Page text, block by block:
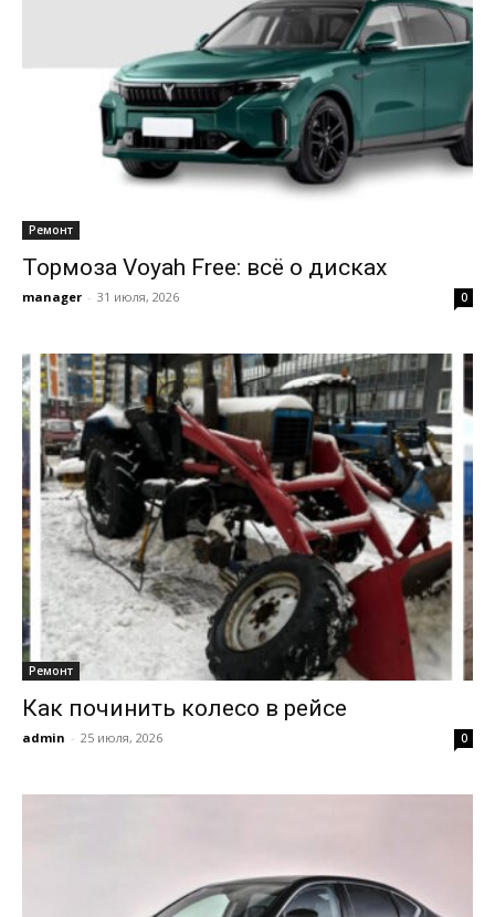
Ремонт
Тормоза Voyah Free: всё о дисках
manager - 31 июля, 2026 0
Ремонт
Как починить колесо в рейсе
admin - 25 июля, 2026 0